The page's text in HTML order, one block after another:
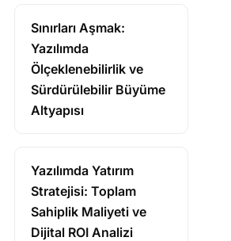
Sınırları Aşmak:
Yazılımda
Ölçeklenebilirlik ve
Sürdürülebilir Büyüme
Altyapısı
Yazılımda Yatırım
Stratejisi: Toplam
Sahiplik Maliyeti ve
Dijital ROI Analizi